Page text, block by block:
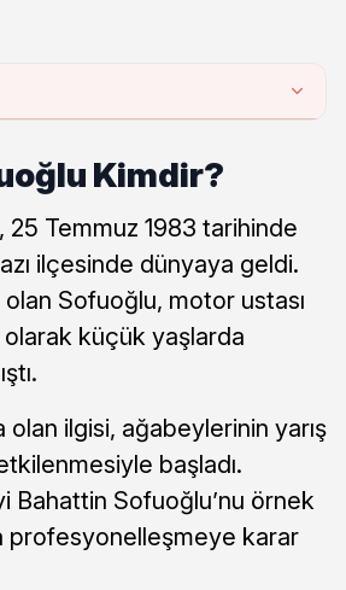
Kimdir?
25 Temmuz 1983 tarihinde
ilçesinde dünyaya geldi.
Sofuoğlu, motor ustası
olarak küçük yaşlarda
olan ilgisi, ağabeylerinin yarış
başladı.
Bahattin Sofuoğlu’nu örnek
profesyonelleşmeye karar